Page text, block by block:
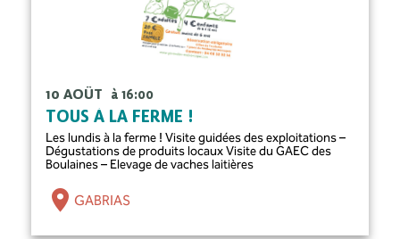
10 AOÛT à 16:00
TOUS À LA FERME !
Les lundis à la ferme ! Visite guidées des exploitations –
Dégustations de produits locaux Visite du GAEC des
Boulaines – Elevage de vaches laitières
GABRIAS